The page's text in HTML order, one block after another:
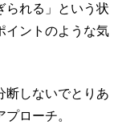
られる」という状
イントのような気
断しないでとりあ
ローチ。